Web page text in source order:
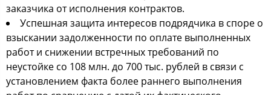
заказчика от исполнения контрактов.
Успешная защита интересов подрядчика в споре о
взыскании задолженности по оплате выполненных
работ и снижении встречных требований по
неустойке со 108 млн. до 700 тыс. рублей в связи с
установлением факта более раннего выполнения